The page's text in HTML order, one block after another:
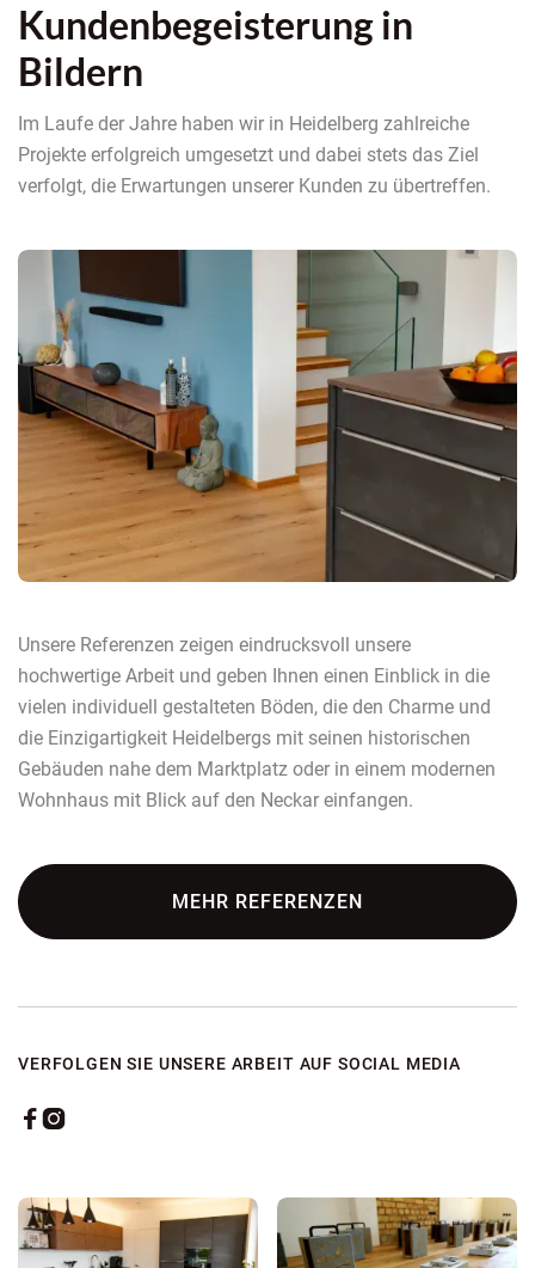
Kundenbegeisterung in
Bildern
Im Laufe der Jahre haben wir in Heidelberg zahlreiche
Projekte erfolgreich umgesetzt und dabei stets das Ziel
verfolgt, die Erwartungen unserer Kunden zu übertreffen.
Unsere Referenzen zeigen eindrucksvoll unsere
hochwertige Arbeit und geben Ihnen einen Einblick in die
vielen individuell gestalteten Böden, die den Charme und
die Einzigartigkeit Heidelbergs mit seinen historischen
Gebäuden nahe dem Marktplatz oder in einem modernen
Wohnhaus mit Blick auf den Neckar einfangen.
MEHR REFERENZEN
VERFOLGEN SIE UNSERE ARBEIT AUF SOCIAL MEDIA
 